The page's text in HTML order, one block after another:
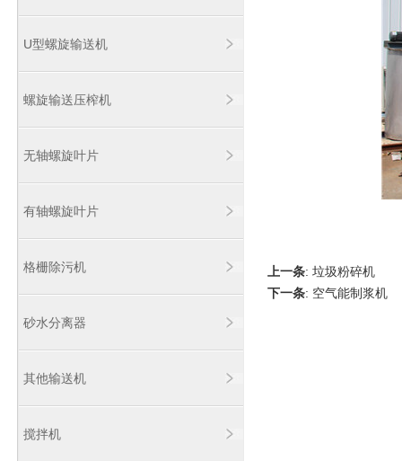
U型螺旋输送机
螺旋输送压榨机
无轴螺旋叶片
有轴螺旋叶片
格栅除污机
砂水分离器
其他输送机
搅拌机
上一条: 垃圾粉碎机
下一条: 空气能制浆机